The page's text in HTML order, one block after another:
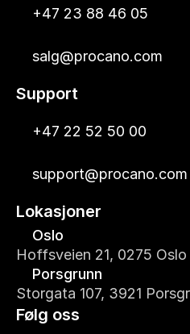
+47 23 88 46 05
salg@procano.com
Support
+47 22 52 50 00
support@procano.com
Lokasjoner
Oslo
Hoffsveien 21, 0275 Oslo
Porsgrunn
Storgata 107, 3921
Følg oss